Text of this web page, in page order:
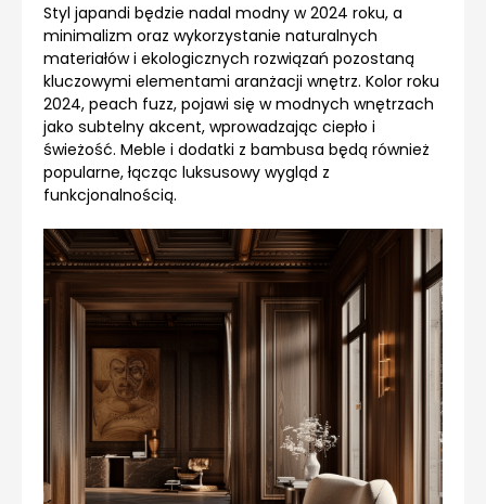
Styl japandi będzie nadal modny w 2024 roku, a
minimalizm oraz wykorzystanie naturalnych
materiałów i ekologicznych rozwiązań pozostaną
kluczowymi elementami aranżacji wnętrz. Kolor roku
2024, peach fuzz, pojawi się w modnych wnętrzach
jako subtelny akcent, wprowadzając ciepło i
świeżość. Meble i dodatki z bambusa będą również
popularne, łącząc luksusowy wygląd z
funkcjonalnością.